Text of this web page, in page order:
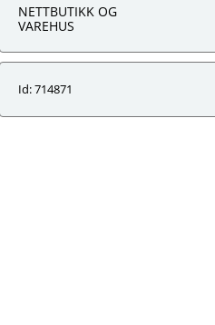
NETTBUTIKK OG
VAREHUS
Id: 714871